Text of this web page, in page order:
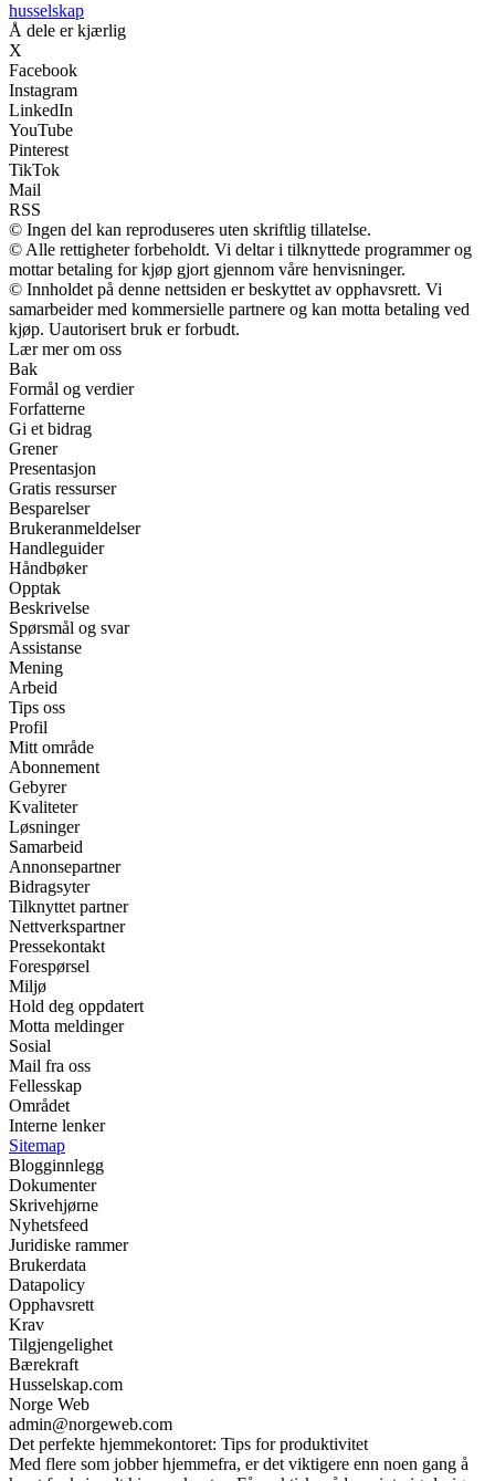
husselskap
Å dele er kjærlig
X
Facebook
Instagram
LinkedIn
YouTube
Pinterest
TikTok
Mail
RSS
© Ingen del kan reproduseres uten skriftlig tillatelse.
© Alle rettigheter forbeholdt. Vi deltar i tilknyttede programmer og
mottar betaling for kjøp gjort gjennom våre henvisninger.
© Innholdet på denne nettsiden er beskyttet av opphavsrett. Vi
samarbeider med kommersielle partnere og kan motta betaling ved
kjøp. Uautorisert bruk er forbudt.
Lær mer om oss
Bak
Formål og verdier
Forfatterne
Gi et bidrag
Grener
Presentasjon
Gratis ressurser
Besparelser
Brukeranmeldelser
Handleguider
Håndbøker
Opptak
Beskrivelse
Spørsmål og svar
Assistanse
Mening
Arbeid
Tips oss
Profil
Mitt område
Abonnement
Gebyrer
Kvaliteter
Løsninger
Samarbeid
Annonsepartner
Bidragsyter
Tilknyttet partner
Nettverkspartner
Pressekontakt
Forespørsel
Miljø
Hold deg oppdatert
Motta meldinger
Sosial
Mail fra oss
Fellesskap
Området
Interne lenker
Sitemap
Blogginnlegg
Dokumenter
Skrivehjørne
Nyhetsfeed
Juridiske rammer
Brukerdata
Datapolicy
Opphavsrett
Krav
Tilgjengelighet
Bærekraft
Husselskap.com
Norge Web
admin@norgeweb.com
Det perfekte hjemmekontoret: Tips for produktivitet
Med flere som jobber hjemmefra, er det viktigere enn noen gang å